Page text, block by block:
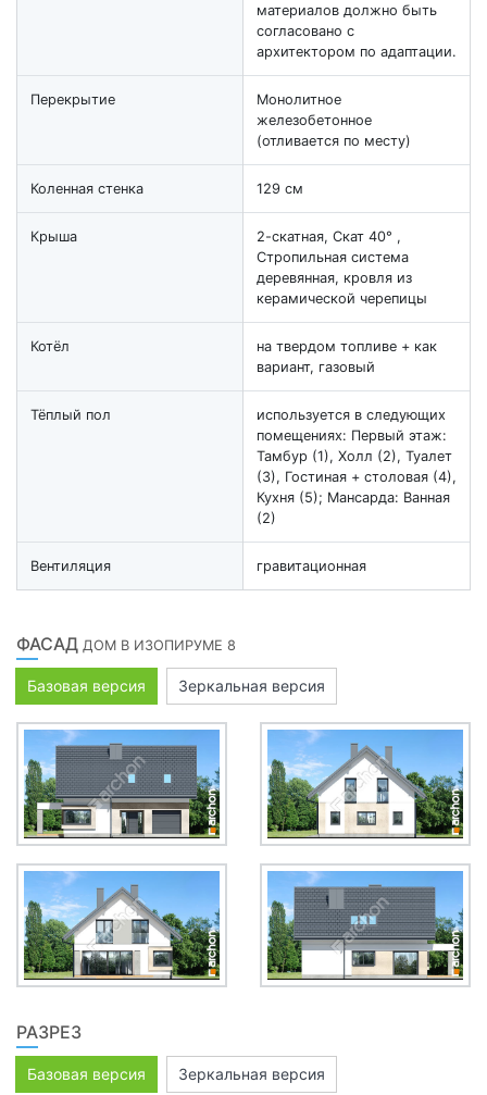
материалов должно быть
согласовано с
архитектором по адаптации.
Перекрытие
Монолитное
железобетонное
(отливается по месту)
Коленная стенка 129 см
Крыша
2-скатная, Скат 40° ,
Стропильная система
деревянная, кровля из
керамической черепицы
Котёл
на твердом топливе + как
вариант, газовый
Тёплый пол
используется в следующих
помещениях: Первый этаж:
Тамбур (1), Холл (2), Туалет
(3), Гостиная + столовая (4),
Кухня (5); Мансарда: Ванная
(2)
Вентиляция гравитационная
ФАСАД ДОМ В ИЗОПИРУМЕ 8
Базовая версия Зеркальная версия
РАЗРЕЗ
Базовая версия Зеркальная версия